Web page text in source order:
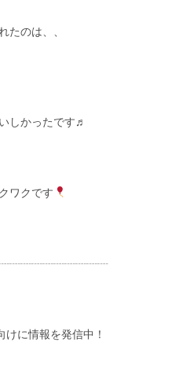
たのは、、
しかったです♬
ワクです
に情報を発信中！